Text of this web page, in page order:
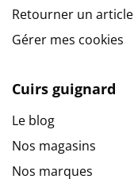
Retourner un article
Gérer mes cookies
Cuirs guignard
Le blog
Nos magasins
Nos marques